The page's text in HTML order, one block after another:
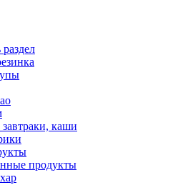
каши
продукты